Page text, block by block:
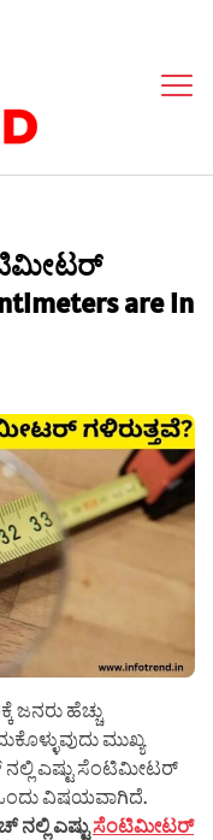
are in
ಜನರು ಹೆಚ್ಚು
ಮುಖ್ಯ
ಎಷ್ಟು ಸೆಂಟಿಮೀಟರ್
ಒಂದು ವಿಷಯವಾಗಿದೆ.
ನಲ್ಲಿ ಎಷ್ಟುಸೆಂಟಿಮೀಟರ್